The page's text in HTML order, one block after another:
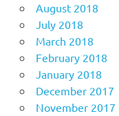
August 2018
July 2018
March 2018
February 2018
January 2018
December 2017
November 2017